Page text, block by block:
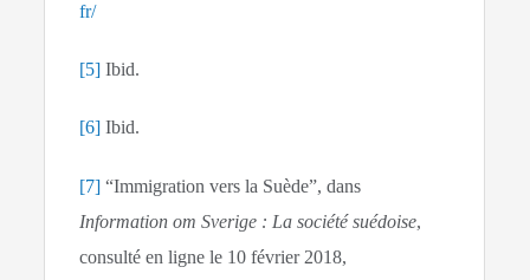
fr/
[5] Ibid.
[6] Ibid.
[7] “Immigration vers la Suède”, dans
Information om Sverige : La société suédoise,
consulté en ligne le 10 février 2018,